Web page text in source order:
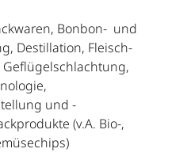
Bonbon- und
Destillation, Fleisch-
und -
(v.A. Bio-,